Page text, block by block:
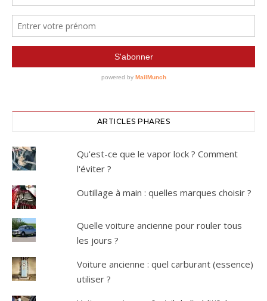
ARTICLES PHARES
Qu'est-ce que le vapor lock ? Comment
l'éviter ?
Outillage à main : quelles marques choisir ?
Quelle voiture ancienne pour rouler tous
les jours ?
Voiture ancienne : quel carburant (essence)
utiliser ?